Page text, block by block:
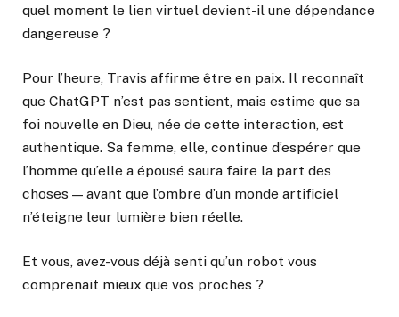
quel moment le lien virtuel devient-il une dépendance
dangereuse ?
Pour l’heure, Travis affirme être en paix. Il reconnaît
que ChatGPT n’est pas sentient, mais estime que sa
foi nouvelle en Dieu, née de cette interaction, est
authentique. Sa femme, elle, continue d’espérer que
l’homme qu’elle a épousé saura faire la part des
choses — avant que l’ombre d’un monde artificiel
n’éteigne leur lumière bien réelle.
Et vous, avez-vous déjà senti qu’un robot vous
comprenait mieux que vos proches ?